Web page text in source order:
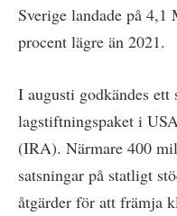
Sverige landade på
procent lägre än 2021.
I augusti godkändes ett
lagstiftningspaket i
(IRA). Närmare 400
satsningar på statligt
åtgärder för att främja